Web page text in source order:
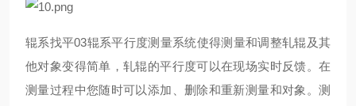
辊系找平03辊系平行度测量系统使得测量和调整轧辊及其
他对象变得简单，轧辊的平行度可以在现场实时反馈。在
测量过程中您随时可以添加、删除和重新测量和对象。测